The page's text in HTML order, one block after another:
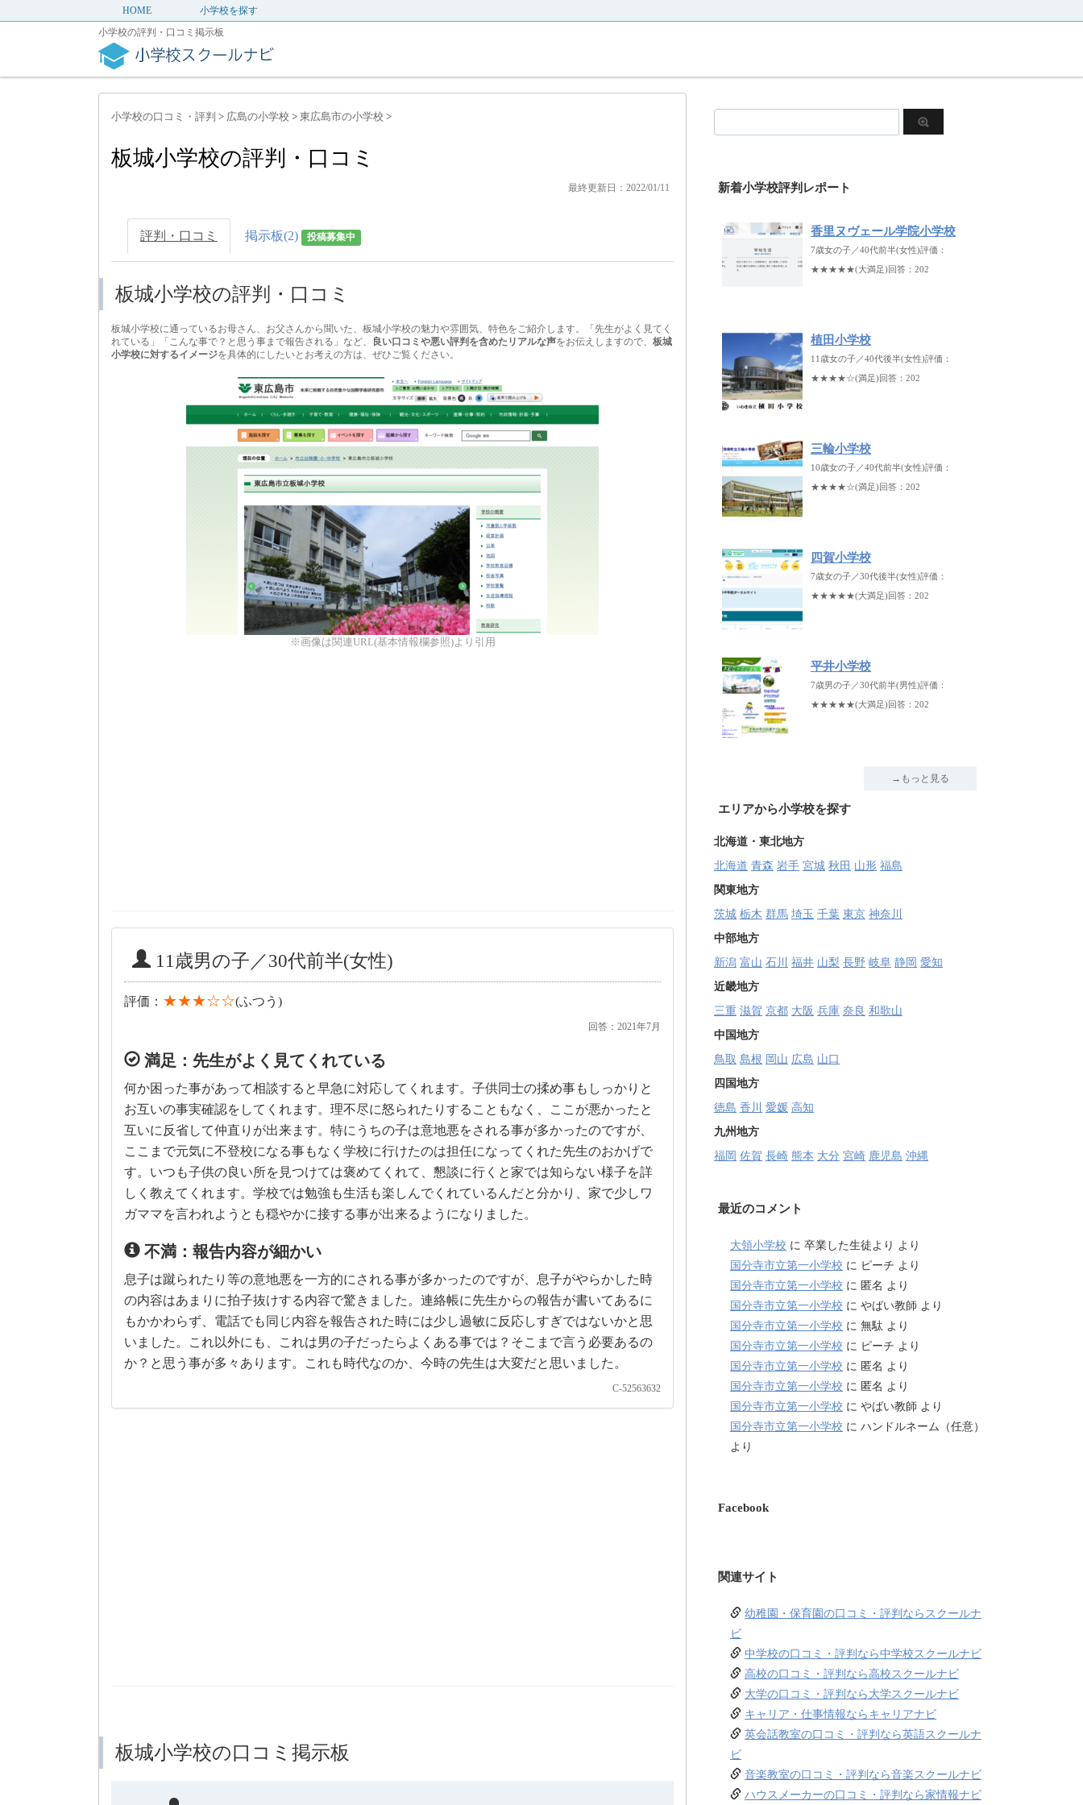
HOME
小学校を探す
小学校の評判・口コミ掲示板
小学校の口コミ・評判 > 広島の小学校 > 東広島市の小学校 >
板城小学校の評判・口コミ
最終更新日：2022/01/11
評判・口コミ 掲示板(2) 投稿募集中
板城小学校の評判・口コミ
板城小学校に通っているお母さん、お父さんから聞いた、板城小学校の魅力や雰囲気、特色をご紹介します。「先生がよく見てく
れている」「こんな事で？と思う事まで報告される」など、
良い口コミや悪い評判を含めたリアルな声をお伝えしますので、 板城
小学校に対するイメージを具体的にしたいとお考えの方は、ぜひご覧ください。
※画像は関連URL(基本情報欄参照)より引用
11歳男の子／30代前半(女性)
評価： ★★★☆☆(ふつう)
回答：2021年7月
満足：先生がよく見てくれている
何か困った事があって相談すると早急に対応してくれます。子供同士の揉め事もしっかりと
お互いの事実確認をしてくれます。理不尽に怒られたりすることもなく、ここが悪かったと
互いに反省して仲直りが出来ます。特にうちの子は意地悪をされる事が多かったのですが、
ここまで元気に不登校になる事もなく学校に行けたのは担任になってくれた先生のおかげで
す。いつも子供の良い所を見つけては褒めてくれて、懇談に行くと家では知らない様子を詳
しく教えてくれます。学校では勉強も生活も楽しんでくれているんだと分かり、家で少しワ
ガママを言われようとも穏やかに接する事が出来るようになりました。
不満：報告内容が細かい
息子は蹴られたり等の意地悪を一方的にされる事が多かったのですが、息子がやらかした時
の内容はあまりに拍子抜けする内容で驚きました。連絡帳に先生からの報告が書いてあるに
もかかわらず、電話でも同じ内容を報告された時には少し過敏に反応しすぎではないかと思
いました。これ以外にも、これは男の子だったらよくある事では？そこまで言う必要あるの
か？と思う事が多々あります。これも時代なのか、今時の先生は大変だと思いました。
C-52563632
板城小学校の口コミ掲示板
新着小学校評判レポート
香里ヌヴェール学院小学校
7歳女の子／40代前半(女性)評価：
★★★★★(大満足)回答：202
植田小学校
11歳女の子／40代後半(女性)評価：
★★★★☆(満足)回答：202
三輪小学校
10歳女の子／40代前半(女性)評価：
★★★★☆(満足)回答：202
四賀小学校
7歳女の子／30代後半(女性)評価：
★★★★★(大満足)回答：202
平井小学校
7歳男の子／30代前半(男性)評価：
★★★★★(大満足)回答：202
→もっと見る
エリアから小学校を探す
北海道・東北地方
北海道 青森 岩手 宮城 秋田 山形 福島
関東地方
茨城 栃木 群馬 埼玉 千葉 東京 神奈川
中部地方
新潟 富山 石川 福井 山梨 長野 岐阜 静岡 愛知
近畿地方
三重 滋賀 京都 大阪 兵庫 奈良 和歌山
中国地方
鳥取 島根 岡山 広島 山口
四国地方
徳島 香川 愛媛 高知
九州地方
福岡 佐賀 長崎 熊本 大分 宮崎 鹿児島 沖縄
最近のコメント
大領小学校 に 卒業した生徒より より
国分寺市立第一小学校 に ピーチ より
国分寺市立第一小学校 に 匿名 より
国分寺市立第一小学校 に やばい教師 より
国分寺市立第一小学校 に 無駄 より
国分寺市立第一小学校 に ピーチ より
国分寺市立第一小学校 に 匿名 より
国分寺市立第一小学校 に 匿名 より
国分寺市立第一小学校 に やばい教師 より
国分寺市立第一小学校 に ハンドルネーム（任意）
より
Facebook
関連サイト
幼稚園・保育園の口コミ・評判ならスクールナ
ビ
中学校の口コミ・評判なら中学校スクールナビ
高校の口コミ・評判なら高校スクールナビ
大学の口コミ・評判なら大学スクールナビ
キャリア・仕事情報ならキャリアナビ
英会話教室の口コミ・評判なら英語スクールナ
ビ
音楽教室の口コミ・評判なら音楽スクールナビ
ハウスメーカーの口コミ・評判なら家情報ナビ